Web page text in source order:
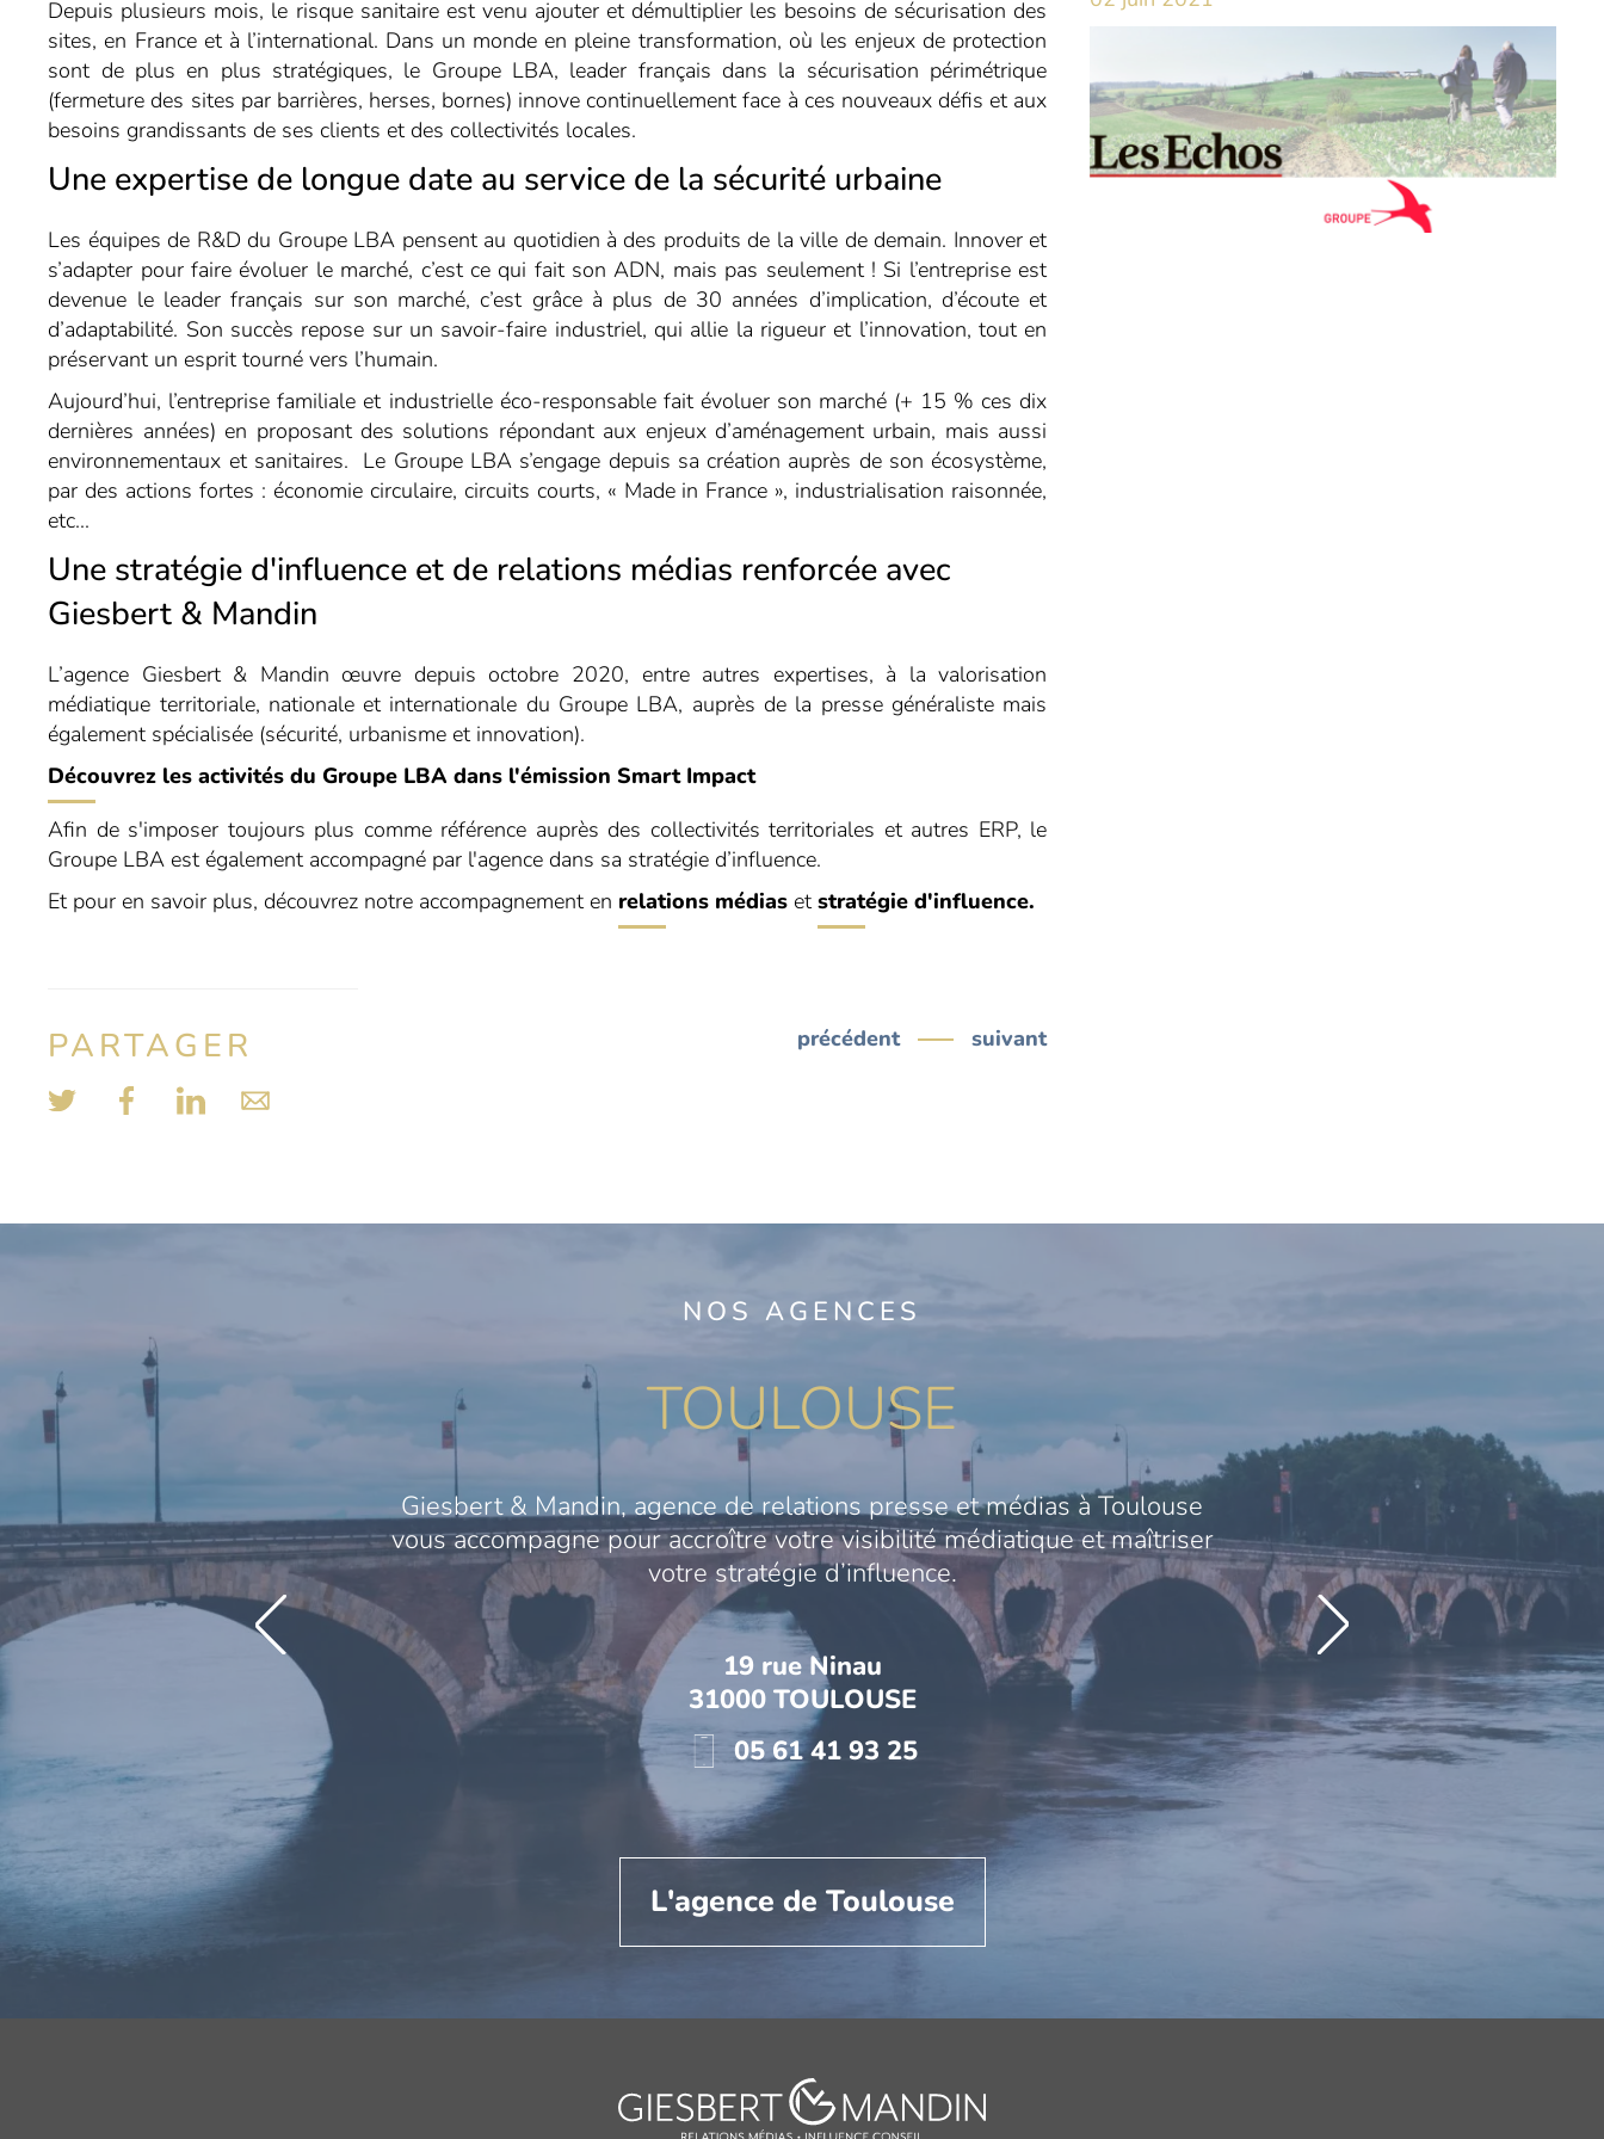
Depuis plusieurs mois, le risque sanitaire est venu ajouter et démultiplier les besoins de sécurisation des
sites, en France et à l’international. Dans un monde en pleine transformation, où les enjeux de protection
sont de plus en plus stratégiques, le Groupe LBA, leader français dans la sécurisation périmétrique
(fermeture des sites par barrières, herses, bornes) innove continuellement face à ces nouveaux défis et aux
besoins grandissants de ses clients et des collectivités locales.
Une expertise de longue date au service de la sécurité urbaine
Les équipes de R&D du Groupe LBA pensent au quotidien à des produits de la ville de demain. Innover et
s’adapter pour faire évoluer le marché, c’est ce qui fait son ADN, mais pas seulement ! Si l’entreprise est
devenue le leader français sur son marché, c’est grâce à plus de 30 années d’implication, d’écoute et
d’adaptabilité. Son succès repose sur un savoir-faire industriel, qui allie la rigueur et l’innovation, tout en
préservant un esprit tourné vers l’humain.
Aujourd’hui, l’entreprise familiale et industrielle éco-responsable faitévoluer son marché (+ 15 % ces dix
dernières années) en proposant des solutions répondant aux enjeux d’aménagement urbain, mais aussi
environnementaux et sanitaires. Le Groupe LBA s’engage depuis sa création auprès de son écosystème,
par des actions fortes : économie circulaire, circuits courts, « Made in France », industrialisation raisonnée,
etc...
Une stratégie d'influence et de relations médias renforcée avec
Giesbert & Mandin
L’agence Giesbert & Mandin œuvre depuis octobre 2020, entre autres expertises, à la valorisation
médiatique territoriale, nationale et internationale du Groupe LBA, auprès de la presse généraliste mais
également spécialisée (sécurité, urbanisme et innovation).
Découvrez les activités du Groupe LBA dans l'émission Smart Impact
Afin de s'imposer toujours plus comme référence auprès des collectivités territoriales et autres ERP, le
Groupe LBA est également accompagné par l'agence dans sa stratégie d’influence.
Et pour en savoir plus, découvrez notre accompagnement en relations médias etstratégie d'influence.
PARTAGER précédent suivant
NOS AGENCES
TOULOUSE
Giesbert & Mandin, agence de relations presse et médias à Toulouse
vous accompagne pour accroître votre visibilité médiatique et maîtriser
votre stratégie d’influence.
19 rue Ninau
31000 TOULOUSE
05 61 41 93 25
L'agence de Toulouse